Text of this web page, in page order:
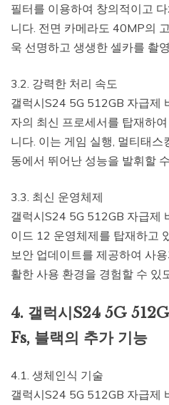
필터를 이용하여 창의적이고
니다. 전면 카메라도 40MP의
욱 선명하고 생생한 셀카를 촬
3.2. 강력한 처리 속도
갤럭시S24 5G 512GB 자급제
자의 최신 프로세서를 탑재하
니다. 이는 게임 실행, 멀티태
동에서 뛰어난 성능을 발휘할
3.3. 최신 운영체제
갤럭시S24 5G 512GB 자급제
이드 12 운영체제를 탑재하고
보안 업데이트를 제공하여 사
활한 사용 환경을 경험할 수 있
4. 갤럭시S24 5G
Fs, 블랙의 추가 기능
4.1. 생체인식 기술
갤럭시S24 5G 512GB 자급제